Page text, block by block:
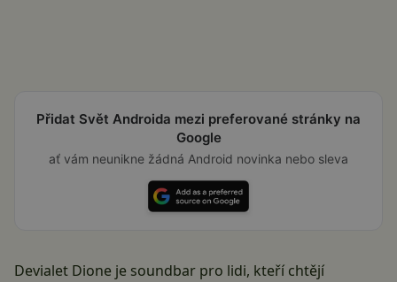
Přidat Svět Androida mezi preferované stránky na
Google
ať vám neunikne žádná Android novinka nebo sleva
Devialet Dione je soundbar pro lidi, kteří chtějí